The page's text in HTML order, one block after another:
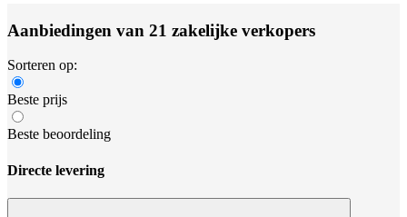
Aanbiedingen van 21 zakelijke verkopers
Sorteren op:
Beste prijs
Beste beoordeling
Directe levering